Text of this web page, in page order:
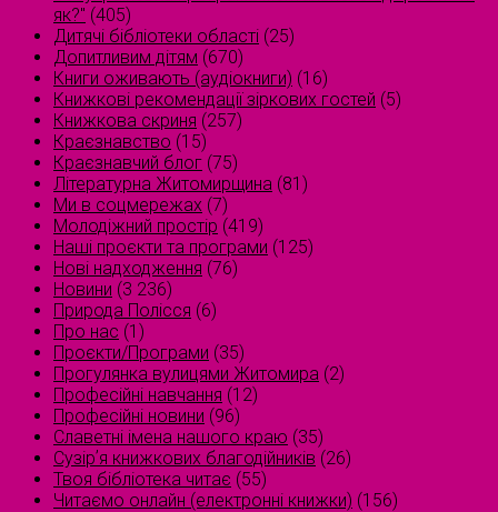
як?" (405)
Дитячі бібліотеки області (25)
Допитливим дітям (670)
Книги оживають (аудіокниги) (16)
Книжкові рекомендації зіркових гостей (5)
Книжкова скриня (257)
Краєзнавство (15)
Краєзнавчий блог (75)
Літературна Житомирщина (81)
Ми в соцмережах (7)
Молодіжний простір (419)
Наші проєкти та програми (125)
Нові надходження (76)
Новини (3 236)
Природа Полісся (6)
Про нас (1)
Проєкти/Програми (35)
Прогулянка вулицями Житомира (2)
Професійні навчання (12)
Професійні новини (96)
Славетні імена нашого краю (35)
Сузірʼя книжкових благодійників (26)
Твоя бібліотека читає (55)
Читаємо онлайн (електронні книжки) (156)